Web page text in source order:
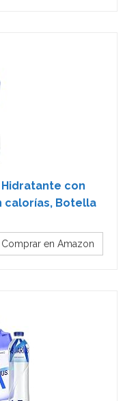
con
calorías, Botella
Comprar en Amazon